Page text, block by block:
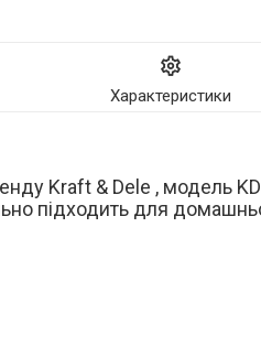
Характеристики
Kraft & Dele , модель
підходить для